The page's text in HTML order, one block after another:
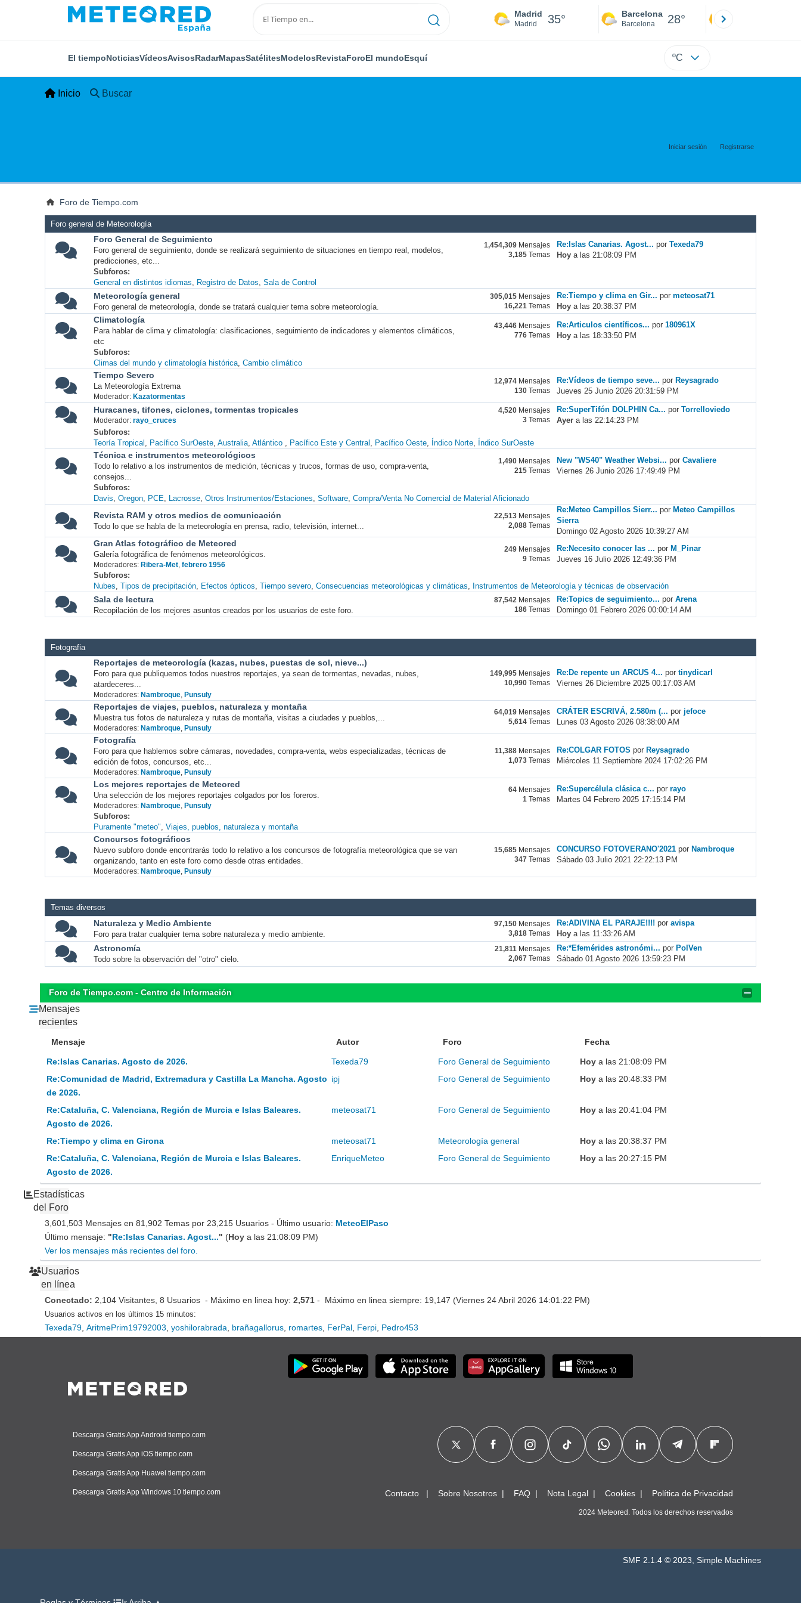
Madrid
Madrid 35° Barcelona
Barcelona 28°
El tiempoNoticiasVídeosAvisosRadarMapasSatélitesModelosRevistaForoEl mundoEsquí ºC
Inicio Buscar
Iniciar sesión Registrarse
Foro de Tiempo.com
Foro general de Meteorología
Foro General de Seguimiento
Foro general de seguimiento, donde se realizará seguimiento de situaciones en tiempo real, modelos,
predicciones, etc...
1,454,309 Mensajes
3,185 Temas
Re:Islas Canarias. Agost... porTexeda79
Hoy a las 21:08:09 PM
Subforos
General en distintos idiomas
Registro de Datos Sala de Control
Meteorología general
Foro general de meteorología, donde se tratará cualquier tema sobre meteorología.
305,015 Mensajes
16,221 Temas
Re:Tiempo y clima en Gir... pormeteosat71
Hoy a las 20:38:37 PM
Climatología
Para hablar de clima y climatología: clasificaciones, seguimiento de indicadores y elementos climáticos,
etc
43,446 Mensajes
776 Temas
Re:Articulos científicos... por180961X
Hoy a las 18:33:50 PM
Subforos
Climas del mundo y climatología histórica Cambio climático
Tiempo Severo
La Meteorología Extrema
Moderador: Kazatormentas
12,974 Mensajes
130 Temas
Re:Vídeos de tiempo seve... porReysagrado
Jueves 25 Junio 2026 20:31:59 PM
Huracanes, tifones, ciclones, tormentas tropicales
Moderador: rayo_cruces
4,520 Mensajes
3 Temas
Re:SuperTifón DOLPHIN Ca... porTorrelloviedo
Ayer a las 22:14:23 PM
Subforos
Teoría Tropical
Pacífico SurOeste Australia Atlántico Pacífico Este y Central Pacífico Oeste Índico Norte Índico SurOeste
Técnica e instrumentos meteorológicos
Todo lo relativo a los instrumentos de medición, técnicas y trucos, formas de uso, compra-venta,
consejos...
1,490 Mensajes
215 Temas
New "WS40" Weather Websi... porCavaliere
Viernes 26 Junio 2026 17:49:49 PM
Subforos
Davis Oregon PCE Lacrosse Otros Instrumentos/Estaciones Software Compra/Venta No Comercial de Material Aficionado
Revista RAM y otros medios de comunicación
Todo lo que se habla de la meteorología en prensa, radio, televisión, internet...
22,513 Mensajes
2,088 Temas
Re:Meteo Campillos Sierr... por Meteo Campillos
Sierra
Domingo 02 Agosto 2026 10:39:27 AM
Gran Atlas fotográfico de Meteored
Galería fotográfica de fenómenos meteorológicos.
Moderadores: Ribera-Met, febrero 1956
249 Mensajes
9 Temas
Re:Necesito conocer las ... porM_Pinar
Jueves 16 Julio 2026 12:49:36 PM
Subforos
Nubes Tipos de precipitación Efectos ópticos Tiempo severo Consecuencias meteorológicas y climáticas Instrumentos de Meteorología y técnicas de observación
Sala de lectura
Recopilación de los mejores asuntos creados por los usuarios de este foro.
87,542 Mensajes
186 Temas
Re:Topics de seguimiento... porArena
Domingo 01 Febrero 2026 00:00:14 AM
Fotografia
Reportajes de meteorología (kazas, nubes, puestas de sol, nieve...)
Foro para que publiquemos todos nuestros reportajes, ya sean de tormentas, nevadas, nubes,
atardeceres...
Moderadores: Nambroque, Punsuly
149,995 Mensajes
10,990 Temas
Re:De repente un ARCUS 4... portinydicarl
Viernes 26 Diciembre 2025 00:17:03 AM
Reportajes de viajes, pueblos, naturaleza y montaña
Muestra tus fotos de naturaleza y rutas de montaña, visitas a ciudades y pueblos,...
Moderadores: Nambroque, Punsuly
64,019 Mensajes
5,614 Temas
CRÁTER ESCRIVÁ, 2.580m (... por jefoce
Lunes 03 Agosto 2026 08:38:00 AM
Fotografía
Foro para que hablemos sobre cámaras, novedades, compra-venta, webs especializadas, técnicas de
edición de fotos, concursos, etc...
Moderadores: Nambroque, Punsuly
11,388 Mensajes
1,073 Temas
Re:COLGAR FOTOS por Reysagrado
Miércoles 11 Septiembre 2024 17:02:26 PM
Los mejores reportajes de Meteored
Una selección de los mejores reportajes colgados por los foreros.
Moderadores: Nambroque, Punsuly
64 Mensajes
1 Temas
Re:Supercélula clásica c... porrayo
Martes 04 Febrero 2025 17:15:14 PM
Subforos
Puramente "meteo" Viajes, pueblos, naturaleza y montaña
Concursos fotográficos
Nuevo subforo donde encontrarás todo lo relativo a los concursos de fotografía meteorológica que se van
organizando, tanto en este foro como desde otras entidades.
Moderadores: Nambroque, Punsuly
15,685 Mensajes
347
Temas
CONCURSO FOTOVERANO'2021 por Nambroque
Sábado 03 Julio 2021 22:22:13 PM
Temas diversos
Naturaleza y Medio Ambiente
Foro para tratar cualquier tema sobre naturaleza y medio ambiente.
97,150 Mensajes
3,818 Temas
Re:ADIVINA EL PARAJE!!!! poravispa
Hoy a las 11:33:26 AM
Astronomía
Todo sobre la observación del "otro" cielo.
21,811 Mensajes
2,067
Temas
Re:*Efemérides astronómi... por PolVen
Sábado 01 Agosto 2026 13:59:23 PM
Foro de Tiempo.com - Centro de Información
Mensajes
recientes
Mensaje Autor Foro Fecha
Re:Islas Canarias. Agosto de 2026. Texeda79 Foro General de Seguimiento Hoy a las 21:08:09 PM
Re:Comunidad de Madrid, Extremadura y Castilla La Mancha. Agosto
de 2026.
ipj Foro General de Seguimiento Hoy a las 20:48:33 PM
Re:Cataluña, C. Valenciana, Región de Murcia e Islas Baleares.
Agosto de 2026.
meteosat71 Foro General de Seguimiento Hoy a las 20:41:04 PM
Re:Tiempo y clima en Girona meteosat71 Meteorología general Hoy a las 20:38:37 PM
Re:Cataluña, C. Valenciana, Región de Murcia e Islas Baleares.
Agosto de 2026.
EnriqueMeteo Foro General de Seguimiento Hoy a las 20:27:15 PM
Estadísticas
del Foro
3,601,503 Mensajes en 81,902 Temas por 23,215 Usuarios - Último usuario: MeteoElPaso
Último mensaje: "Re:Islas Canarias. Agost..." (Hoy a las 21:08:09 PM)
Ver los mensajes más recientes del foro.
Usuarios
en línea
Conectado: 2,104 Visitantes, 8 Usuarios - Máximo en linea hoy:2,571 - Máximo en linea siempre: 19,147 (Viernes 24 Abril 2026 14:01:22 PM)
Usuarios activos en los últimos 15 minutos:
Texeda79 ,AritmePrim19792003 ,yoshilorabrada brañagallorus romartes FerPal Ferpi Pedro453
Descarga Gratis App Android tiempo.com
Descarga Gratis App iOS tiempo.com
Descarga Gratis App Huawei tiempo.com
Descarga Gratis App Windows 10 tiempo.com Contacto Sobre Nosotros FAQ Nota Legal Cookies Política de Privacidad
2024 Meteored. Todos los derechos reservados
SMF 2.1.4 © 2023, Simple Machines